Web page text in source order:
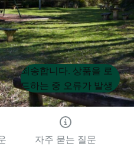
Product
List
Product
List
죄송합니다. 상품을 로
드하는 중 오류가 발생
했습니다. 나중에 다시
시도해 주세요.
자주 묻는 질문